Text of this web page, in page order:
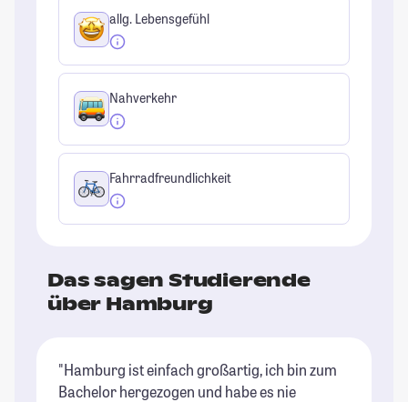
allg. Lebensgefühl
Nahverkehr
Fahrradfreundlichkeit
Das sagen Studierende
über Hamburg
"Hamburg ist einfach großartig, ich bin zum
Bachelor hergezogen und habe es nie